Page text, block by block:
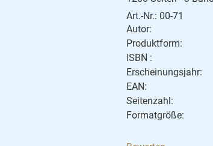
Art.-Nr.: 00-71
Autor:
Produktform:
ISBN :
Erscheinungsjahr:
EAN:
Seitenzahl:
Formatgröße: